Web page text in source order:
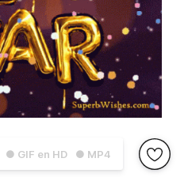
● GIF en HD ● MP4